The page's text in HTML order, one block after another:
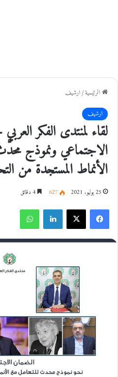
الرئيسية/ارشيف
ارشيف
لقاء لمنتدى الفكر
الاجتماعي ونموذج
الأنماط المستجدة من
25 يوليو، 2021 627
فيسبوك